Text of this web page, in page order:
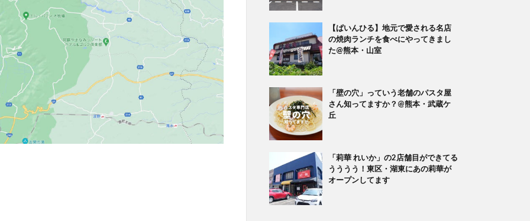
【ぱいんひる】地元で愛される名店
の焼肉ランチを食べにやってきまし
た@熊本・山室
「壁の穴」っていう老舗のパスタ屋
さん知ってますか？@熊本・武蔵ケ
丘
「莉華 れいか」の2店舗目ができてる
うううう！東区・湖東にあの莉華が
オープンしてます